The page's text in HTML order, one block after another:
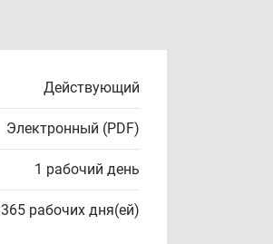
Действующий
Электронный (PDF)
1 рабочий день
365 рабочих дня(ей)